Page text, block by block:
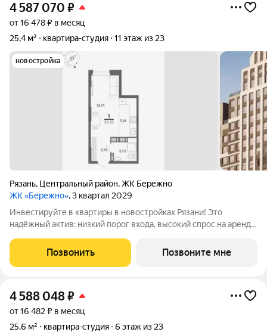
4 587 070 ₽
от 16 478 ₽ в месяц
25,4 м²
квартира-студия 11 этаж из 23
новостройка
Рязань, Центральный район,ЖК Бережно
ЖК «Бережно», 3 квартал 2029
Инвестируйте в квартиры в новостройках Рязани! Это
надёжный актив: низкий порог входа, высокий спрос на аренду
Жилой квартал «Бережно» это проект класса Бизнес,
созданный с уважением к городу и
Позвонить Позвоните мне
4 588 048₽
от 16 482 ₽ в месяц
25,6 м²
квартира-студия 6 этаж из 23